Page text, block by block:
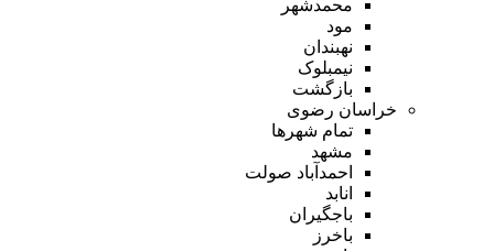
محمدشهر
مود
نهبندان
نیمبلوک
بازگشت
خراسان رضوی
تمام شهر‌ها
مشهد
احمدآباد صولت
انابد
باجگیران
باخرز